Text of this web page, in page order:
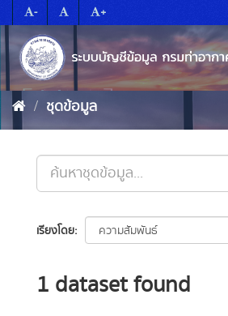
to
content
- +
ชุดข้อมูล
เรียงโดย
1 dataset found